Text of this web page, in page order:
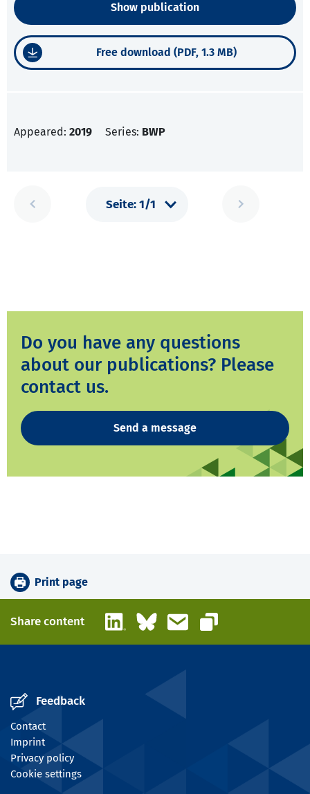
Show publication
Free download (PDF, 1.3 MB)
Appeared: 2019 Series: BWP
Do you have any questions
about our publications? Please
contact us.
Send a message
Print page
Share content LinkedInBlueskyEmail
Copy link
Feedback
Contact
Imprint
Privacy policy
Cookie settings